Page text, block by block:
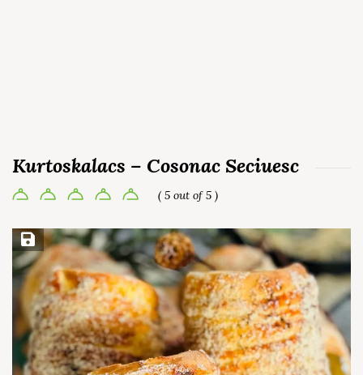
Kurtoskalacs – Cosonac Seciuesc
( 5 out of 5 )
Save Recipe